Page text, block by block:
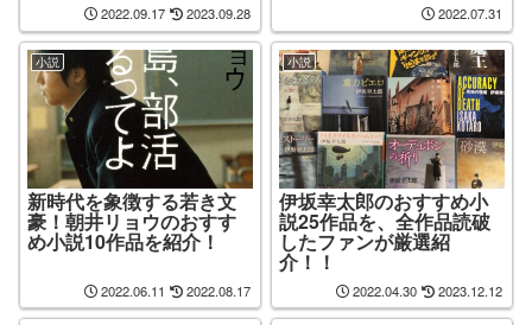
2022.09.17 2023.09.28 2022.07.31
小説
新時代を象徴する若き文
豪！朝井リョウのおすす
め小説10作品を紹介！
2022.06.11 2022.08.17
小説
伊坂幸太郎のおすすめ小
説25作品を、全作品読破
したファンが厳選紹
介！！
2022.04.30 2023.12.12